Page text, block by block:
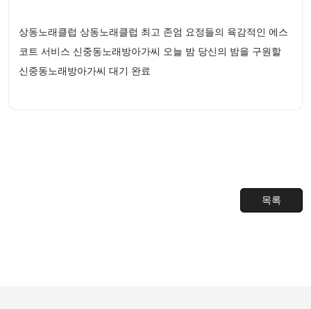
상동노래클럽 상동노래클럽 최고 존엄 요정들의 육감적인 에스
코트 서비스 신중동노래방아가씨 오늘 밤 당신의 밤을 구원할
신중동노래방아가씨 대기 완료
목록